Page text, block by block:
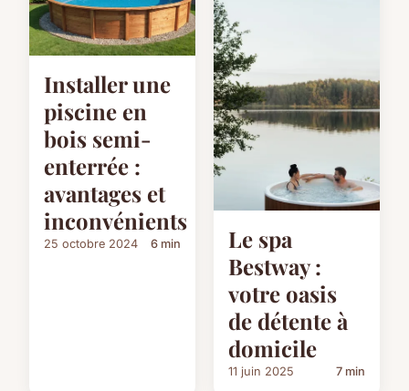
Installer une
piscine en
bois semi-
enterrée :
avantages et
inconvénients
25 octobre 2024 6 min
Le spa
Bestway :
votre oasis
de détente à
domicile
11 juin 2025 7 min